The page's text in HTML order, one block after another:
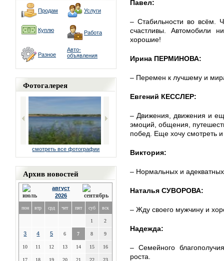
Продам Услуги
Куплю Работа
Разное
Авто-
объявления
Фотогалерея
смотреть все фотографии
Архив новостей
август
2026
пон втр срд чет пят суб вск
1 2
3 4 5 6 7 8 9
10 11 12 13 14 15 16
17 18 19 20 21 22 23
Павел:
– Стабильности во всём.
счастливы. Автомобили
хорошие!
Ирина ПЕРМИНОВА:
– Перемен к лучшему и
Евгений КЕССЛЕР:
– Движения, движения и
эмоций, общения,
побед. Еще хочу смотреть
Виктория:
– Нормальных и
Наталья СУВОРОВА:
– Жду своего мужчину и
Надежда:
– Семейного
роста.